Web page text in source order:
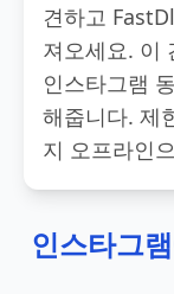
견하고
져오세요. 이
인스타그램
해줍니다. 제
지 오프라인
인스타그